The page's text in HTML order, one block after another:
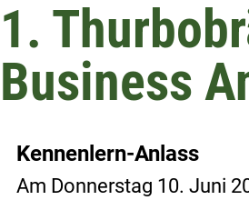
Termine
1.
Business
Kennenlern-Anlass
Am Donnerstag 10. Juni